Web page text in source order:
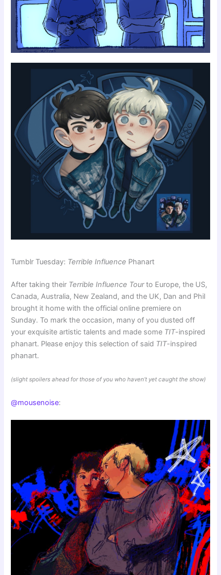
Tumblr Tuesday: Terrible Influence Phanart
After taking their Terrible Influence Tourto Europe, the US,
Canada, Australia, New Zealand, and the UK, Dan and Phil
brought it home with the official online premiere on
Sunday. To mark the occasion, many of you dusted off
your exquisite artistic talents and made some TIT-inspired
phanart. Please enjoy this selection of said TIT-inspired
phanart.
(slight spoilers ahead for those of you who haven’t yet caught the show)
@mousenoise: